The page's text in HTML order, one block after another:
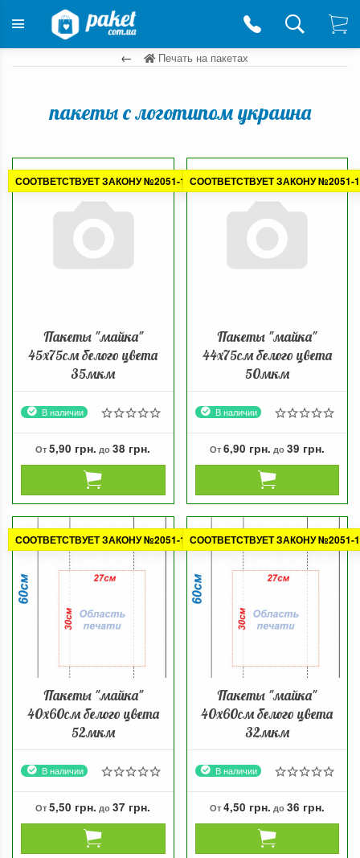
Печать на пакетах
пакеты с логотипом украина
СООТВЕТСТВУЕТ ЗАКОНУ №2051-1
Пакеты "майка"
45х75см белого цвета
35мкм
В наличии
От5,90 грн. до38 грн.
СООТВЕТСТВУЕТ ЗАКОНУ №2051-1
Пакеты "майка"
44х75см белого цвета
50мкм
В наличии
От 6,90 грн. до 39 грн.
СООТВЕТСТВУЕТ ЗАКОНУ №2051-1
Пакеты "майка"
40х60см белого цвета
52мкм
В наличии
От5,50 грн. до37 грн.
СООТВЕТСТВУЕТ ЗАКОНУ №2051-1
Пакеты "майка"
40х60см белого цвета
32мкм
В наличии
От 4,50 грн. до 36 грн.